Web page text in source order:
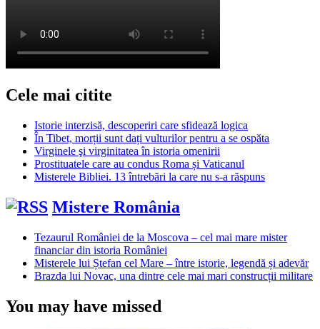
Cele mai citite
Istorie interzisă, descoperiri care sfidează logica
În Tibet, morții sunt dați vulturilor pentru a se ospăta
Virginele şi virginitatea în istoria omenirii
Prostituatele care au condus Roma și Vaticanul
Misterele Bibliei. 13 întrebări la care nu s-a răspuns
Mistere România
Tezaurul României de la Moscova – cel mai mare mister
financiar din istoria României
Misterele lui Ștefan cel Mare – între istorie, legendă și adevăr
Brazda lui Novac, una dintre cele mai mari construcții militare
You may have missed